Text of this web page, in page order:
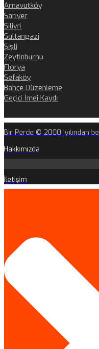
Arnavutköy
Sarıyer
Silivri
Sultangazi
Şişli
Zeytinburnu
Florya
Sefaköy
Bahçe Düzenleme
Geçici İmei Kaydı
Bir Perde © 2000 'yılından
Hakkımızda
İletişim